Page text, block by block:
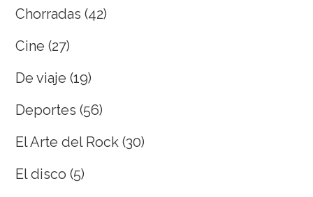
Chorradas (42)
Cine (27)
De viaje (19)
Deportes (56)
El Arte del Rock (30)
El disco (5)